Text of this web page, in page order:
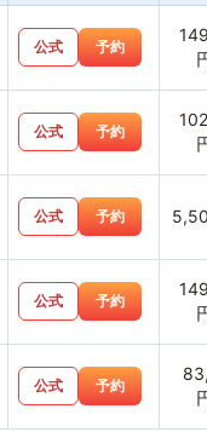
公式 予約
公式 予約
公式 予約
公式 予約
公式 予約